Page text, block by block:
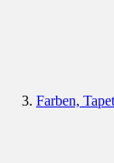
Farben,